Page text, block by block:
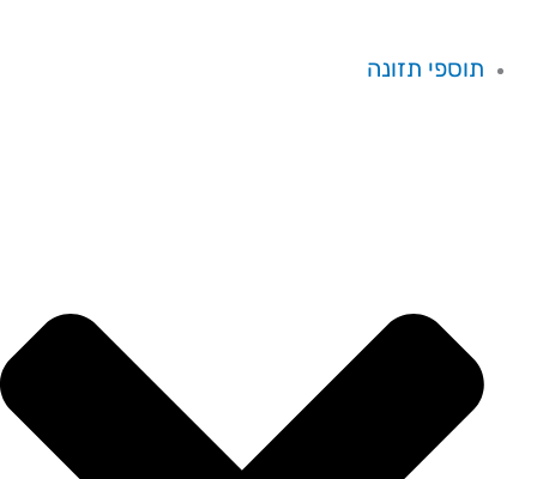
תוספי תזונה